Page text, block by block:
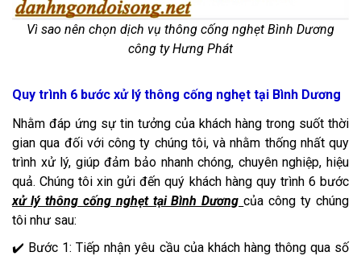
Vì sao nên chọn dịch vụ thông cống nghẹt Bình Dương
công ty Hưng Phát
Quy trình 6 bước xử lý thông cống nghẹt tại Bình Dương
Nhằm đáp ứng sự tin tưởng của khách hàng trong suốt thời
gian qua đối với công ty chúng tôi, và nhằm thống nhất quy
trình xử lý, giúp đảm bảo nhanh chóng, chuyên nghiệp, hiệu
quả. Chúng tôi xin gửi đến quý khách hàng quy trình 6 bước
xử lý thông cống nghẹt tại Bình Dươngcủa công ty chúng
tôi như sau:
✔️ Bước 1: Tiếp nhận yêu cầu của khách hàng thông qua số